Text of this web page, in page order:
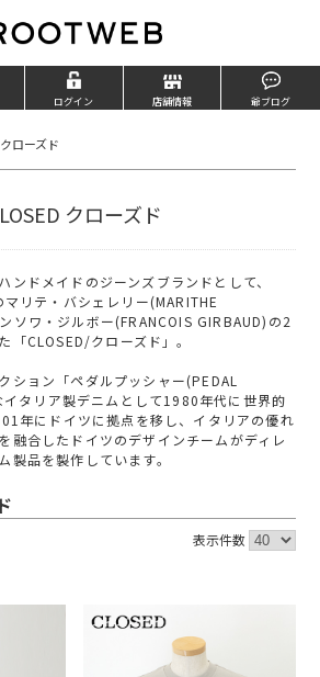
ログイン 店舗情報 爺ブログ
ローズド
クローズド
ンドメイドのジーンズブランドとして、
リテ・バシェレリー(MARITHE
ソワ・ジルボー(FRANCOIS GIRBAUD)の2
「CLOSED/クローズド」。
ション「ペダルプッシャー(PEDAL
タリア製デニムとして1980年代に世界的
年にドイツに拠点を移し、イタリアの優れ
融合したドイツのデザインチームがディレ
製品を製作しています。
表示件数